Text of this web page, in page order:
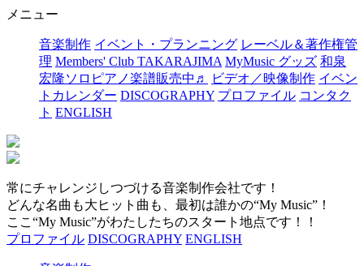
メニュー
音楽制作 イベント・プランニング レーベル＆著作権管
理 Members' Club TAKARAJIMA MyMusic グッズ 和泉
宏隆ソロピアノ楽譜販売中♬
ビデオ／映像制作 イベン
トカレンダー DISCOGRAPHY プロファイル コンタク
ト ENGLISH
常にチャレンジしつづける音楽制作会社です！
どんな名曲も大ヒット曲も、最初は誰かの“My Music”！
ここ“My Music”がわたしたちのスタート地点です！！
プロファイル DISCOGRAPHY ENGLISH